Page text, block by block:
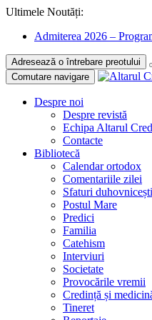
Ultimele Noutăți:
Admiterea 2026 –
Adresează o întrebare preotului
Comutare navigare
Despre noi
Despre revistă
Echipa Altarul
Contacte
Bibliotecă
Calendar ortodox
Comentariile zilei
Sfaturi duhovnicești
Postul Mare
Predici
Familia
Catehism
Interviuri
Societate
Provocările vremii
Credință și
Tineret